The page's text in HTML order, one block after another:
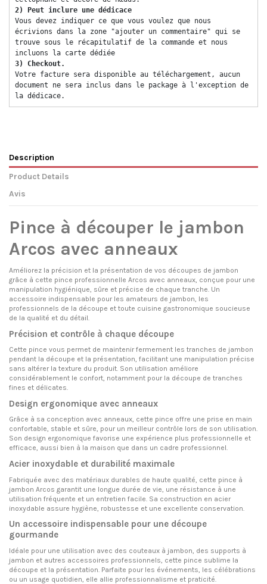
2) Peut inclure une dédicace
Vous devez indiquer ce que vous voulez que nous
écrivions dans la zone "ajouter un commentaire" qui se
trouve sous le récapitulatif de la commande et nous
incluons la carte dédiée
3) Checkout.
Votre facture sera disponible au téléchargement, aucun
document ne sera inclus dans le package à l'exception de
la dédicace.
Description
Product Details
Avis
Pince à découper le jambon
Arcos avec anneaux
Améliorez la précision et la présentation de vos découpes de jambon
grâce à cette pince professionnelle Arcos avec anneaux, conçue pour une
manipulation hygiénique, sûre et précise de chaque tranche. Un
accessoire indispensable pour les amateurs de jambon, les
professionnels de la découpe et toute cuisine gastronomique soucieuse
de la qualité et du détail.
Précision et contrôle à chaque découpe
Cette pince vous permet de maintenir fermement les tranches de jambon
pendant la découpe et la présentation, facilitant une manipulation précise
sans altérer la texture du produit. Son utilisation améliore
considérablement le confort, notamment pour la découpe de tranches
fines et délicates.
Design ergonomique avec anneaux
Grâce à sa conception avec anneaux, cette pince offre une prise en main
confortable, stable et sûre, pour un meilleur contrôle lors de son utilisation.
Son design ergonomique favorise une expérience plus professionnelle et
efficace, aussi bien à la maison que dans un cadre professionnel.
Acier inoxydable et durabilité maximale
Fabriquée avec des matériaux durables de haute qualité, cette pince à
jambon Arcos garantit une longue durée de vie, une résistance à une
utilisation fréquente et un entretien facile. Sa construction en acier
inoxydable assure hygiène, robustesse et une excellente conservation.
Un accessoire indispensable pour une découpe
gourmande
Idéale pour une utilisation avec des couteaux à jambon, des supports à
jambon et autres accessoires professionnels, cette pince sublime la
découpe et la présentation. Parfaite pour les événements, les célébrations
ou un usage quotidien, elle allie professionnalisme et praticité.